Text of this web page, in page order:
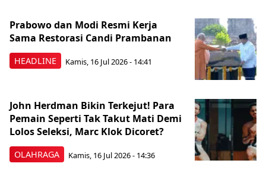
HEADLINE
Prabowo dan Modi Resmi Kerja
Sama Restorasi Candi Prambanan
Kamis, 16 Jul 2026 - 14:41
OLAHRAGA
John Herdman Bikin Terkejut! Para
Pemain Seperti Tak Takut Mati Demi
Lolos Seleksi, Marc Klok Dicoret?
Kamis, 16 Jul 2026 - 14:36